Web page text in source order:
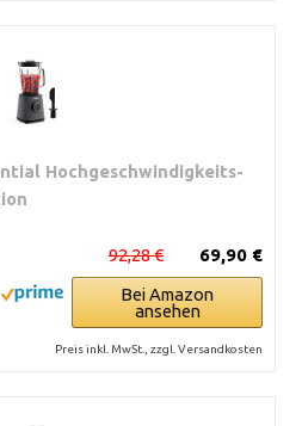
Hochgeschwindigkeits-
69,90 €
92,28 €
Bei Amazon
ansehen
Preis inkl. MwSt., zzgl. Versandkosten